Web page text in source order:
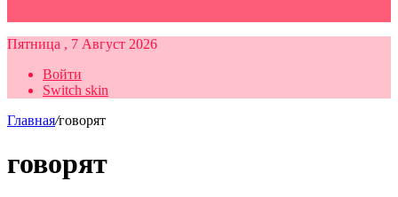
Пятница , 7 Август 2026
Войти
Switch skin
Главная/говорят
говорят